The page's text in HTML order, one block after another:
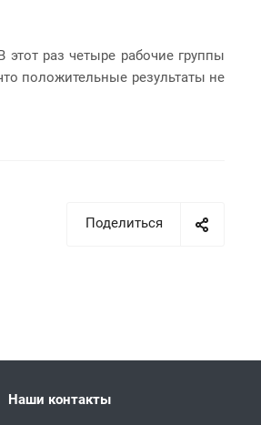
раз четыре рабочие группы
положительные результаты не
Поделиться
Наши контакты